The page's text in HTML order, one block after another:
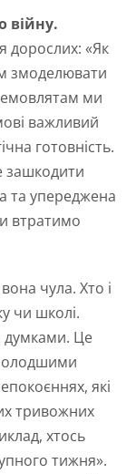
війну.
дорослих: «Як
змоделювати
ми
важливий
готовність.
зашкодити
та упереджена
втратимо
чула. Хто і
чи школі.
думками. Це
які
тривожних
хтось
тижня».